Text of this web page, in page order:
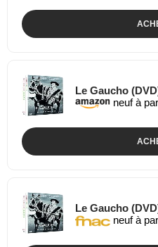
Le Gaucho
neuf à
Le Gaucho
neuf à